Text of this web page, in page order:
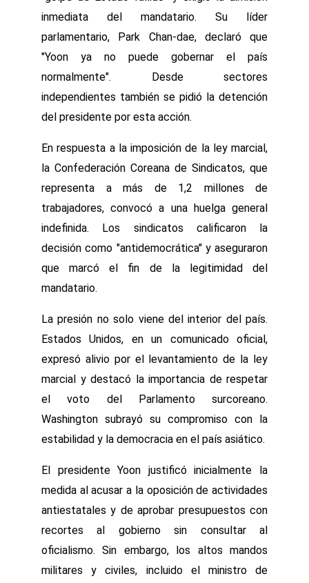
inmediata del mandatario. Su líder
parlamentario, Park Chan-dae, declaró que
"Yoon ya no puede gobernar el país
normalmente". Desde sectores
independientes también se pidió la detención
del presidente por esta acción.
En respuesta a la imposición de la ley marcial,
la Confederación Coreana de Sindicatos, que
representa a más de 1,2 millones de
trabajadores, convocó a una huelga general
indefinida. Los sindicatos calificaron la
decisión como "antidemocrática" y aseguraron
que marcó el fin de la legitimidad del
mandatario.
La presión no solo viene del interior del país.
Estados Unidos, en un comunicado oficial,
expresó alivio por el levantamiento de la ley
marcial y destacó la importancia de respetar
el voto del Parlamento surcoreano.
Washington subrayó su compromiso con la
estabilidad y la democracia en el país asiático.
El presidente Yoon justificó inicialmente la
medida al acusar a la oposición de actividades
antiestatales y de aprobar presupuestos con
recortes al gobierno sin consultar al
oficialismo. Sin embargo, los altos mandos
militares y civiles, incluido el ministro de